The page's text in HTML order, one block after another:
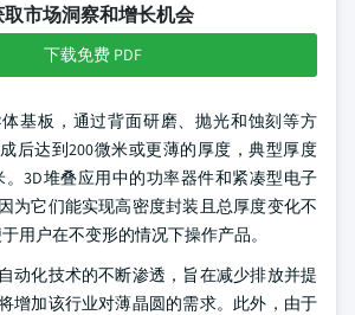
取市场洞察和增长机会
下载免费 PDF
基板，通过背面研磨、抛光和蚀刻等方
后达到200微米或更薄的厚度，典型厚度
。3D堆叠应用中的功率器件和紧凑型电子
为它们能实现高密度封装且总厚度变化不
用户在不变形的情况下操作产品。
动化技术的不断渗透，旨在减少排放并提
增加该行业对薄晶圆的需求。此外，由于